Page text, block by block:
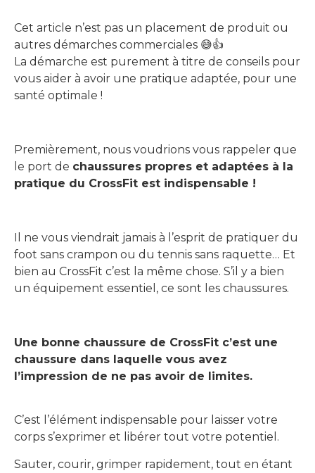
Cet article n’est pas un placement de produit ou
autres démarches commerciales 😅👍
La démarche est purement à titre de conseils pour
vous aider à avoir une pratique adaptée, pour une
santé optimale !
Premièrement, nous voudrions vous rappeler que
le port de chaussures propres et adaptées à la
pratique du CrossFit est indispensable !
Il ne vous viendrait jamais à l’esprit de pratiquer du
foot sans crampon ou du tennis sans raquette… Et
bien au CrossFit c’est la même chose. S’il y a bien
un équipement essentiel, ce sont les chaussures.
Une bonne chaussure de CrossFit c’est une
chaussure dans laquelle vous avez
l’impression de ne pas avoir de limites.
C’est l’élément indispensable pour laisser votre
corps s’exprimer et libérer tout votre potentiel.
Sauter, courir, grimper rapidement, tout en étant